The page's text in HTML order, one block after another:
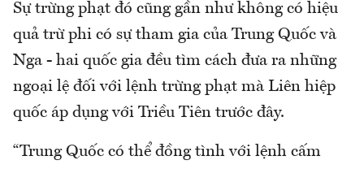
Sự trừng phạt đó cũng gần như không có hiệu
quả trừ phi có sự tham gia của Trung Quốc và
Nga - hai quốc gia đều tìm cách đưa ra những
ngoại lệ đối với lệnh trừng phạt mà Liên hiệp
quốc áp dụng với Triều Tiên trước đây.
“Trung Quốc có thể đồng tình với lệnh cấm